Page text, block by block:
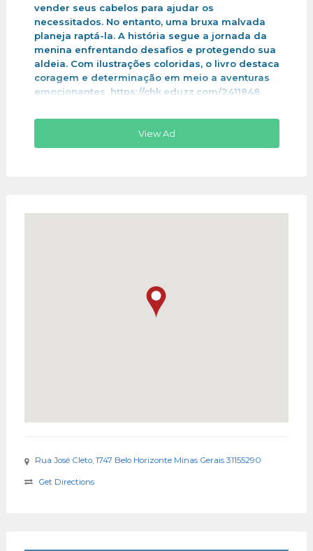
vender seus cabelos para ajudar os
necessitados. No entanto, uma bruxa malvada
planeja raptá-la. A história segue a jornada da
menina enfrentando desafios e protegendo sua
aldeia. Com ilustrações coloridas, o livro destaca
coragem e determinação em meio a aventuras
emocionantes .https://chk.eduzz.com/2411848
View Ad
Rua José Cleto, 1747 Belo Horizonte Minas Gerais 31155290
Get Directions